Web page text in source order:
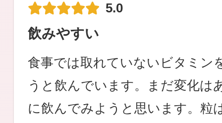
ファッション
5.0
飲みやすい
食事では取れていないビタミン
うと飲んでいます。まだ変化は
に飲んでみようと思います。粒